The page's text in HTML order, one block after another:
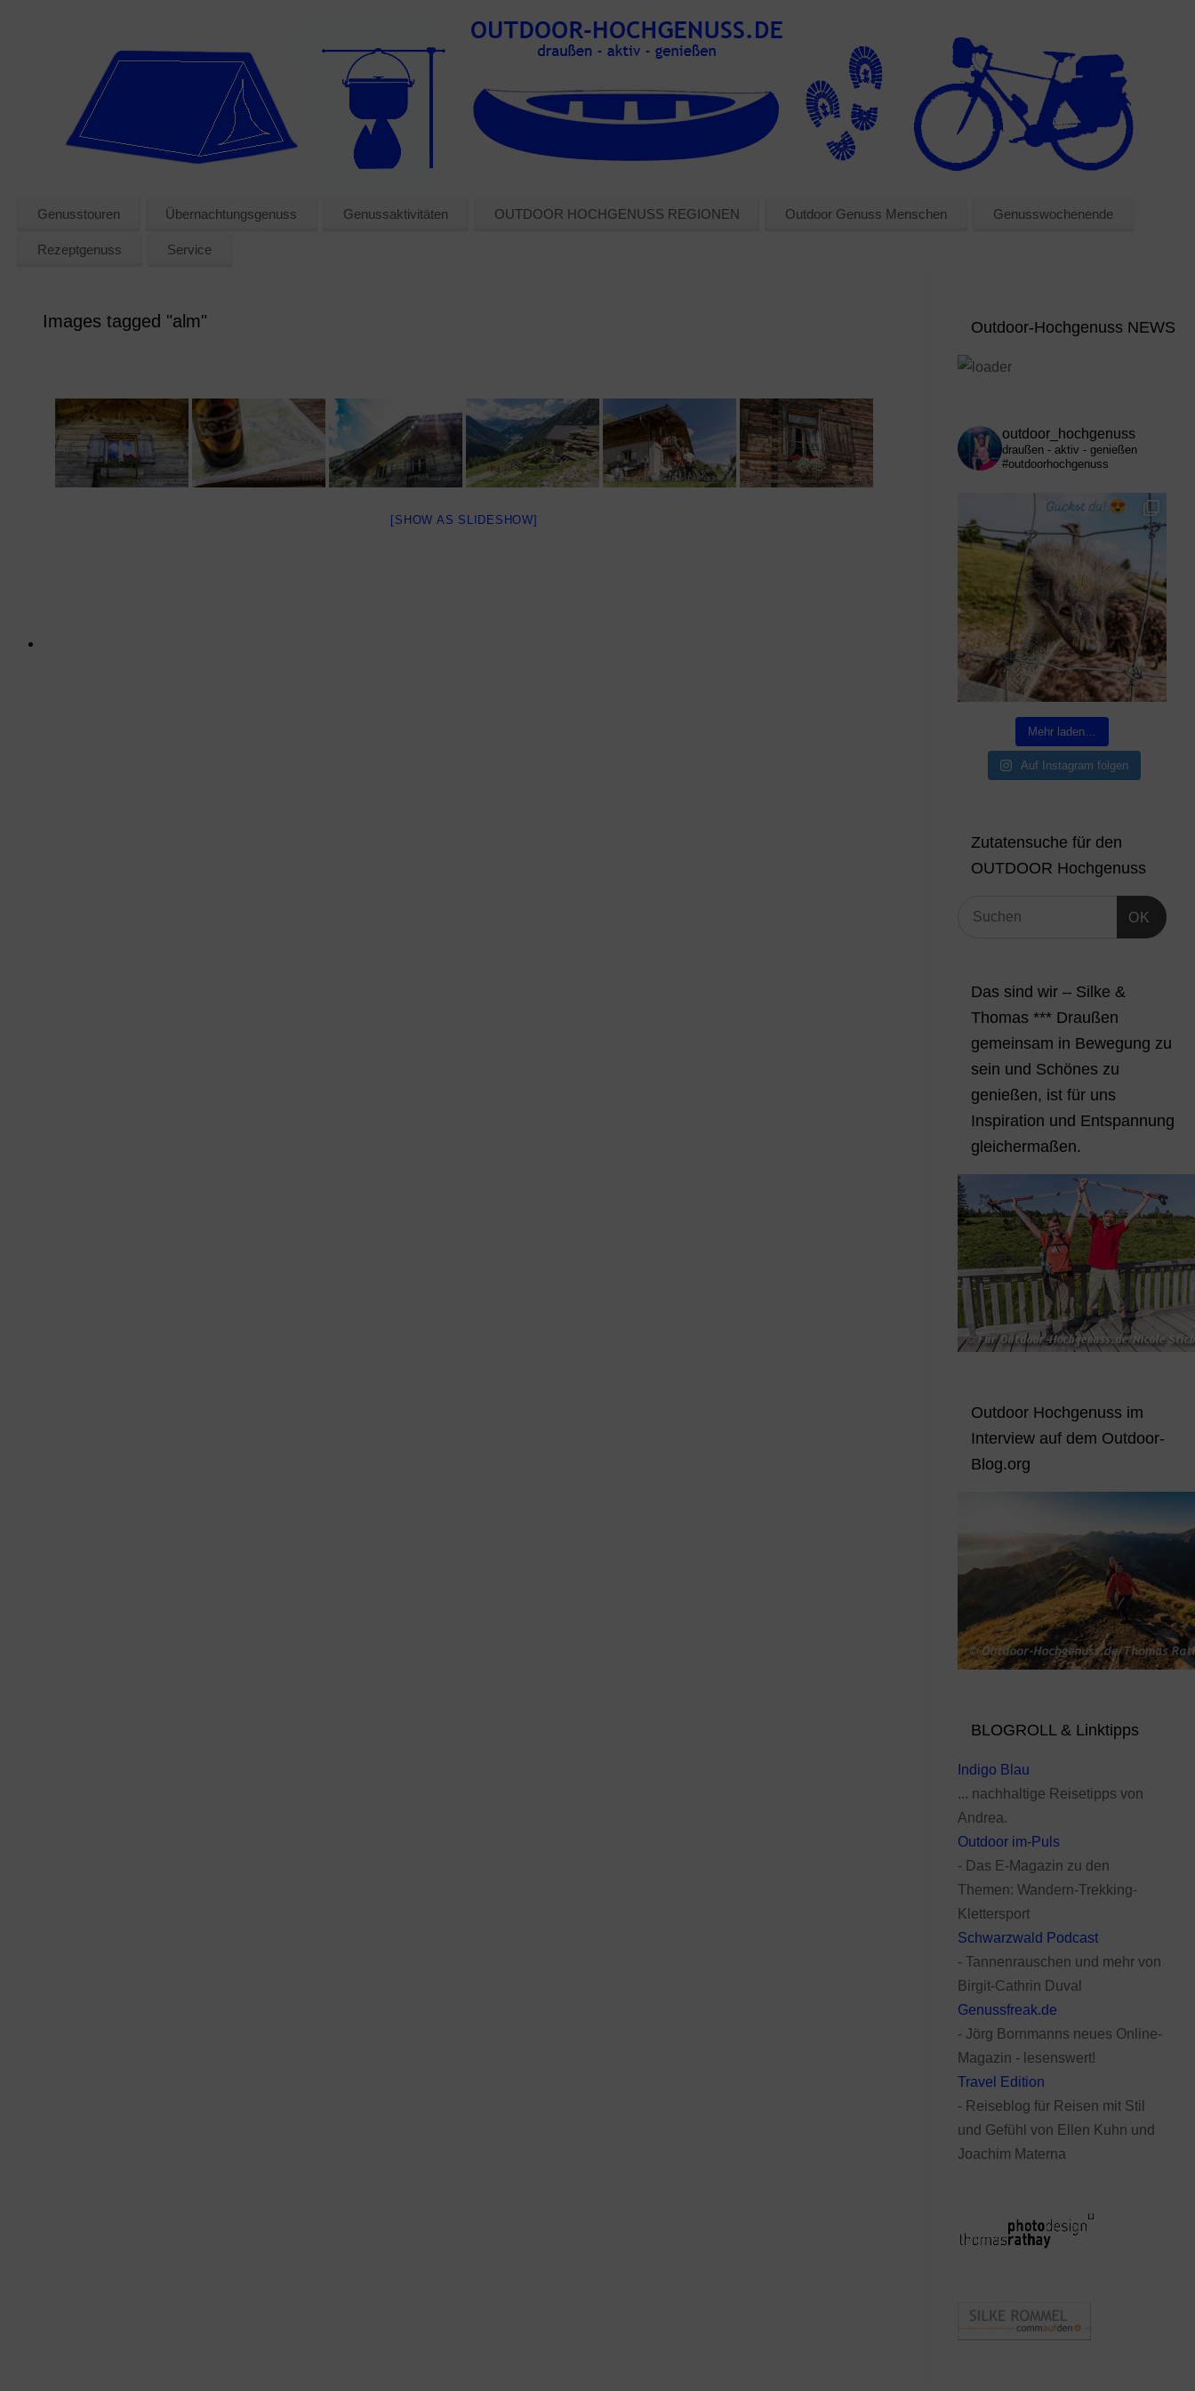
Genusstouren Übernachtungsgenuss Genussaktivitäten OUTDOOR HOCHGENUSS REGIONEN Outdoor Genuss Menschen Genusswochenende
Rezeptgenuss Service
Images tagged "alm"
[SHOW AS SLIDESHOW]
Outdoor-Hochgenuss NEWS
outdoor_hochgenuss
draußen - aktiv - genießen
#outdoorhochgenuss
Mehr laden…
Auf Instagram folgen
Zutatensuche für den
OUTDOOR Hochgenuss
OK
Das sind wir – Silke &
Thomas *** Draußen
gemeinsam in Bewegung zu
sein und Schönes zu
genießen, ist für uns
Inspiration und Entspannung
gleichermaßen.
Outdoor Hochgenuss im
Interview auf dem Outdoor-
Blog.org
BLOGROLL & Linktipps
Indigo Blau
... nachhaltige Reisetipps von
Andrea.
Outdoor im-Puls
- Das E-Magazin zu den
Themen: Wandern-Trekking-
Klettersport
Schwarzwald Podcast
- Tannenrauschen und mehr von
Birgit-Cathrin Duval
Genussfreak.de
- Jörg Bornmanns neues Online-
Magazin - lesenswert!
Travel Edition
- Reiseblog für Reisen mit Stil
und Gefühl von Ellen Kuhn und
Joachim Materna